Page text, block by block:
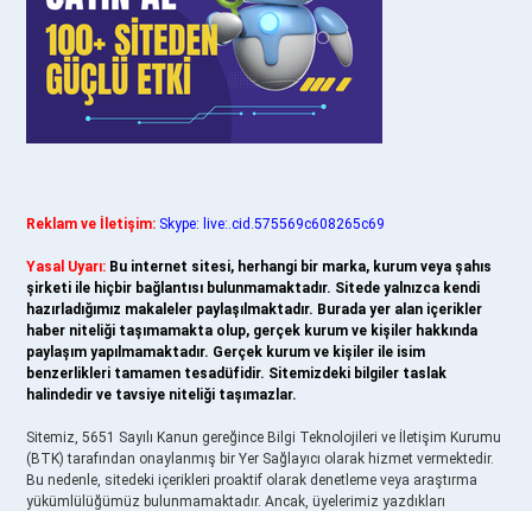
Reklam ve İletişim: Skype: live:.cid.575569c608265c69
Yasal Uyarı: Bu internet sitesi, herhangi bir marka, kurum veya şahıs
şirketi ile hiçbir bağlantısı bulunmamaktadır. Sitede yalnızca kendi
hazırladığımız makaleler paylaşılmaktadır. Burada yer alan içerikler
haber niteliği taşımamakta olup, gerçek kurum ve kişiler hakkında
paylaşım yapılmamaktadır. Gerçek kurum ve kişiler ile isim
benzerlikleri tamamen tesadüfidir. Sitemizdeki bilgiler taslak
halindedir ve tavsiye niteliği taşımazlar.
Sitemiz, 5651 Sayılı Kanun gereğince Bilgi Teknolojileri ve İletişim Kurumu
(BTK) tarafından onaylanmış bir Yer Sağlayıcı olarak hizmet vermektedir.
Bu nedenle, sitedeki içerikleri proaktif olarak denetleme veya araştırma
yükümlülüğümüz bulunmamaktadır. Ancak, üyelerimiz yazdıkları